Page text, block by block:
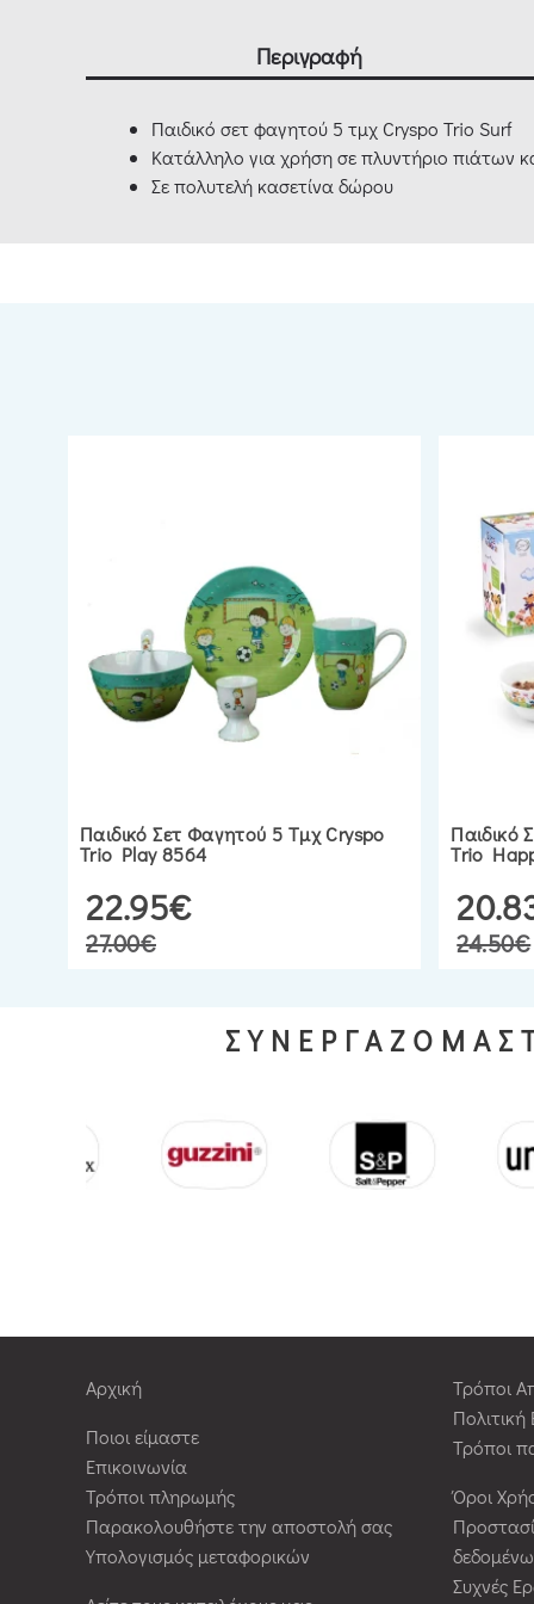
Περιγραφή
Παιδικό σετ φαγητού 5 τμχ Cryspo Trio Surf
Κατάλληλο για χρήση σε πλυντήριο πιάτων
Σε πολυτελή κασετίνα δώρου
Παιδικό Σετ Φαγητού 5 Τμχ Cryspo
Trio Play 8564
22.95€
27.00€
Παιδικό
Trio
24.50€
Αρχική
Ποιοι είμαστε
Επικοινωνία
Τρόποι πληρωμής
Παρακολουθήστε την αποστολή σας
Υπολογισμός μεταφορικών
Τρόποι
Τρόποι
Όροι
Συχνές